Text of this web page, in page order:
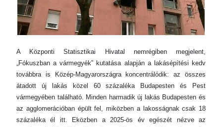
A Központi Statisztikai Hivatal nemrégiben megjelent,
„Fókuszban a vármegyék” kutatása alapján a lakásépítési kedv
továbbra is Közép-Magyarországra koncentrálódik: az összes
átadott új lakás közel 60 százaléka Budapesten és Pest
vármegyében található. Minden harmadik új lakás Budapesten és
az agglomerációban épült fel, miközben a lakosságnak csak 18
százaléka él itt. Eközben a 2025-ös év egészét nézve az